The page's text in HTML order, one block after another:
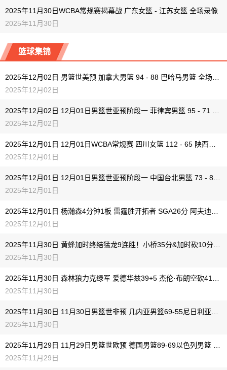
2025年11月30日WCBA常规赛揭幕战 广东女篮 - 江苏女篮 全场录像
2025年11月30日
篮球集锦
2025年12月02日
2025年12月02日
2025年12月01日
2025年12月01日
2025年12月01日
2025年11月30日
2025年11月30日
2025年11月30日
2025年11月29日